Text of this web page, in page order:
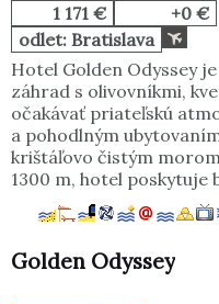
1 171 €
+0 €
odlet: Bratislava
Hotel Golden Odyssey
záhrad s olivovníkmi,
očakávať priateľskú
a pohodlným
krištáľovo čistým
1300 m, hotel
Golden Odyssey